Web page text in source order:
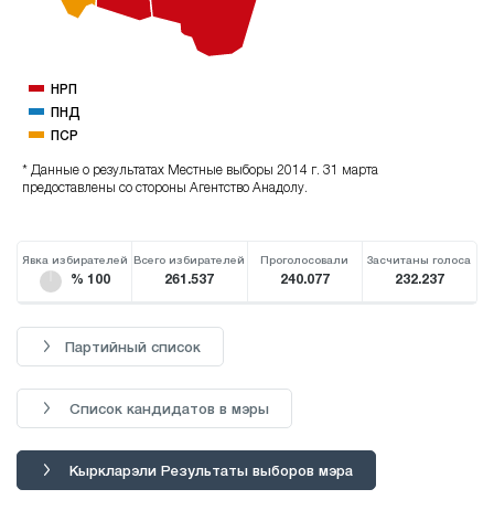
НРП
ПНД
ПСР
* Данные о результатах Местные выборы 2014 г. 31 марта
предоставлены со стороны Агентство Анадолу.
Явка избирателей
% 100
Всего избирателей
261.537
Проголосовали
240.077
Засчитаны голоса
232.237
Партийный список
Список кандидатов в мэры
Кыркларэли Результаты выборов мэра